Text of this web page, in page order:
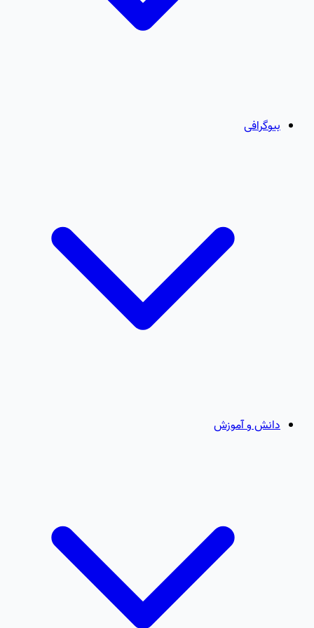
بیوگرافی
دانش و آموزش